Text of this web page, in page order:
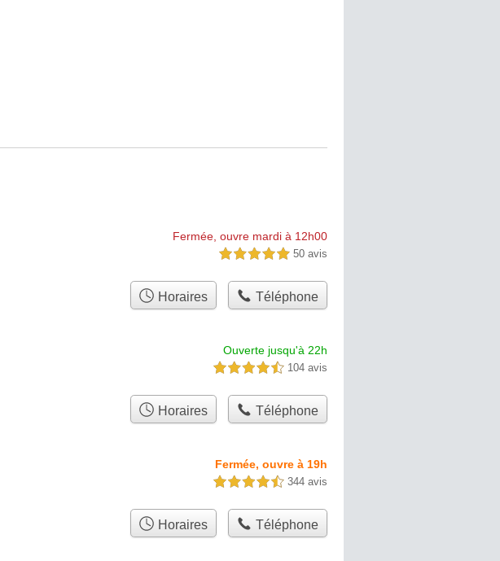
Fermée, ouvre mardi à 12h00
5,0 étoiles sur 5 50 avis
Horaires Téléphone
Ouverte jusqu'à 22h
4,5 étoiles sur 5 104 avis
Horaires Téléphone
Fermée, ouvre à 19h
4,5 étoiles sur 5 344 avis
Horaires Téléphone